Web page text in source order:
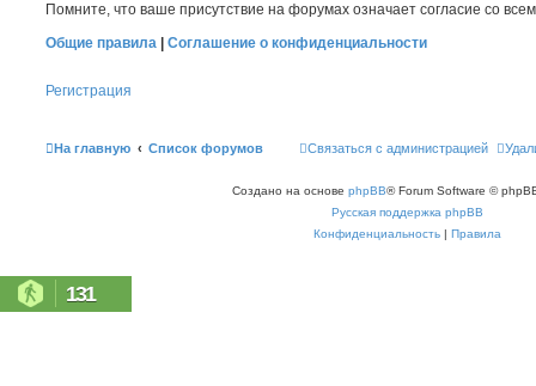
Помните, что ваше присутствие на форумах означает согласие со
Общие правила
Соглашение о конфиденциальности
Регистрация
На главную Список форумов Связаться с администрацией
Создано на основе phpBB® Forum Software ©
Русская поддержка phpBB
Конфиденциальность | Правила
131